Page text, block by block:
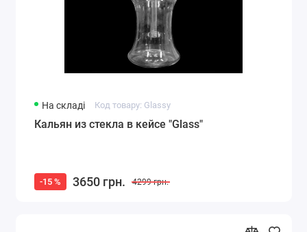
На складі Код товару: Glassy
Кальян из стекла в кейсе "Glass"
-15 % 3650 грн. 4299 грн.